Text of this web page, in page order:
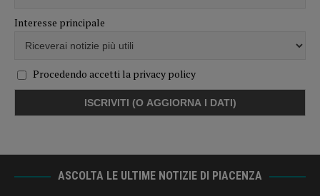
Interesse principale
Procedendo accetti la privacy policy
ASCOLTA LE ULTIME NOTIZIE DI PIACENZA